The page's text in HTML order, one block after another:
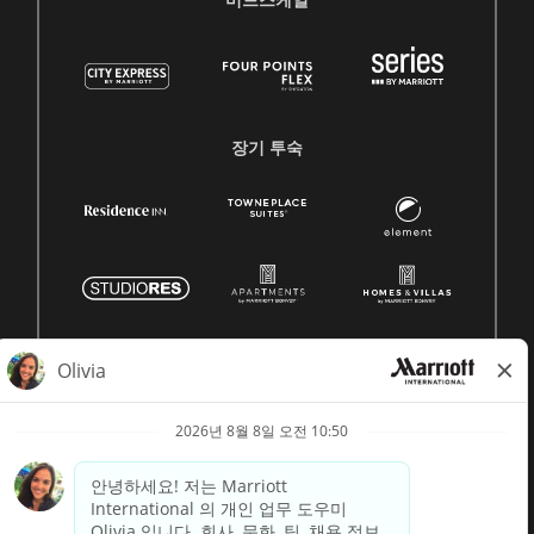
장기 투숙